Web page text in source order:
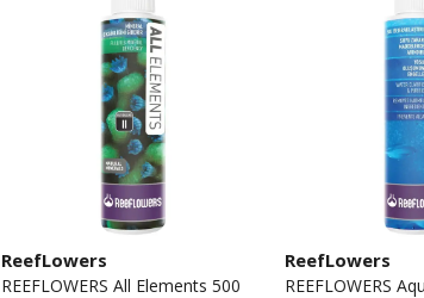
ReefLowers
REEFLOWERS All Elements 500
ReefLowers
REEFLOWERS